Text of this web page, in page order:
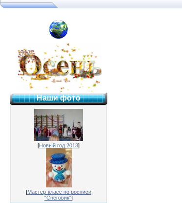
Наши фото
[Новый год 2013]
[Мастер-класс по росписи
"Снеговик"]